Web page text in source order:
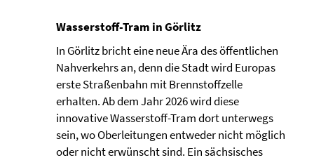
Wasserstoff-Tram in Görlitz
In Görlitz bricht eine neue Ära des öffentlichen
Nahverkehrs an, denn die Stadt wird Europas
erste Straßenbahn mit Brennstoffzelle
erhalten. Ab dem Jahr 2026 wird diese
innovative Wasserstoff-Tram dort unterwegs
sein, wo Oberleitungen entweder nicht möglich
oder nicht erwünscht sind. Ein sächsisches